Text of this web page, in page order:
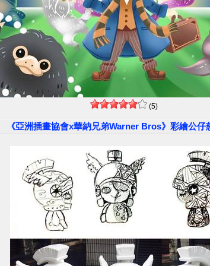
(5)
《亞洲插畫協會x華納兄弟Warner Bros》彩繪公仔